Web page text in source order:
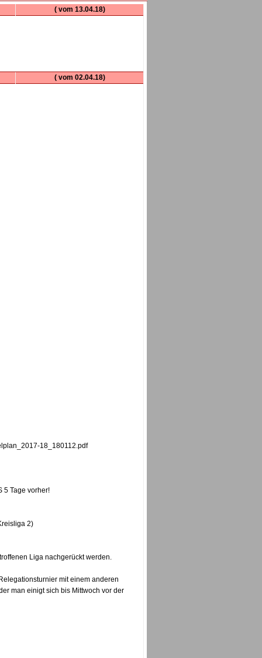
( vom 13.04.18)
( vom 02.04.18)
18_180112.pdf
5 Tage vorher!
2)
Liga nachgerückt werden.
mit einem anderen
man einigt sich bis Mittwoch vor der